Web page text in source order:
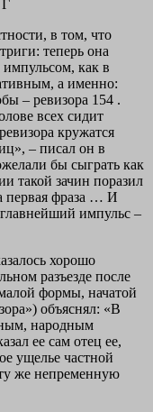
Г
в том, что
теперь она
как в
а именно:
– ревизора 154 .
всех сидит
кружатся
– писал он в
бы сыграть как
такой зачин поразил
первая фраза … И
импульс –
хорошо
разъезде после
формы, начатой
объяснял: «В
народным
ее сам отец ее,
ущелье частной
же непременную